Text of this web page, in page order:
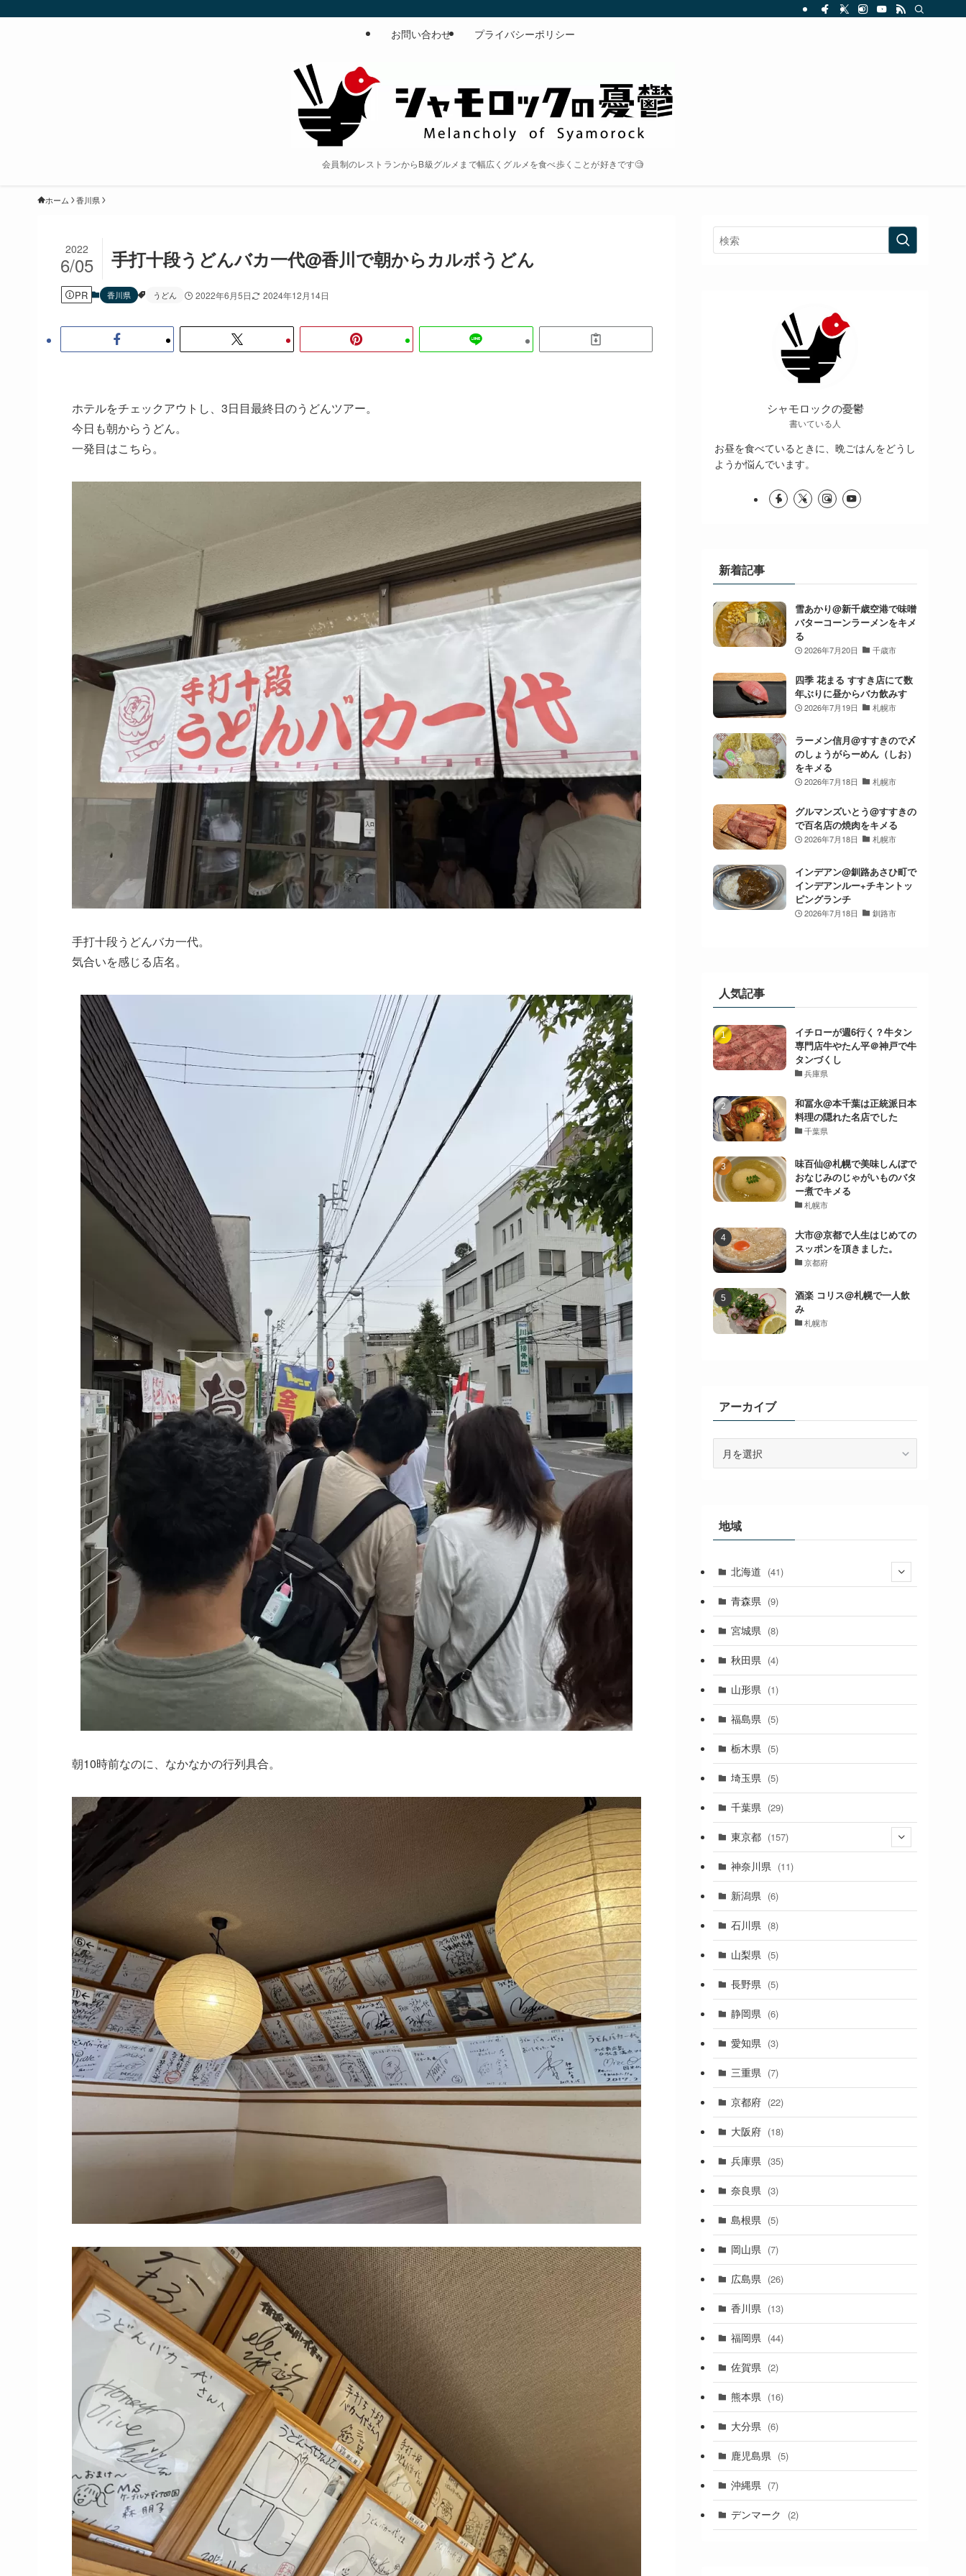
会員制のレストランからB級グルメまで幅広くグルメを食べ歩くことが好きです🧐
お問い合わせ プライバシーポリシー
ホーム 香川県
手打十段うどんバカ一代@香川で朝からカルボうどん
2022
6/05
PR 香川県 うどん 2022年6月5日 2024年12月14日
ホテルをチェックアウトし、3日目最終日のうどんツアー。
今日も朝からうどん。
一発目はこちら。
手打十段うどんバカ一代。
気合いを感じる店名。
朝10時前なのに、なかなかの行列具合。
シャモロックの憂鬱
書いている人
お昼を食べているときに、晩ごはんをどうし
ようか悩んでいます。
新着記事
雪あかり@新千歳空港で味噌
バターコーンラーメンをキメ
る
2026年7月20日 千歳市
四季 花まる すすき店にて数
年ぶりに昼からバカ飲みす
2026年7月19日 札幌市
ラーメン信月@すすきので〆
のしょうがらーめん（しお）
をキメる
2026年7月18日 札幌市
グルマンズいとう@すすきの
で百名店の焼肉をキメる
2026年7月18日 札幌市
インデアン@釧路あさひ町で
インデアンルー+チキントッ
ピングランチ
2026年7月18日 釧路市
人気記事
イチローが週6行く？牛タン
専門店牛やたん平＠神戸で牛
タンづくし
兵庫県
和冨永@本千葉は正統派日本
料理の隠れた名店でした
千葉県
味百仙@札幌で美味しんぼで
おなじみのじゃがいものバタ
ー煮でキメる
札幌市
大市@京都で人生はじめての
スッポンを頂きました。
京都府
酒楽 コリス@札幌で一人飲
み
札幌市
アーカイブ
地域
北海道 (41)
(27)
(2)
(1)
(1)
(1)
(2)
(1)
(3)
青森県 (9)
宮城県 (8)
秋田県 (4)
山形県 (1)
福島県 (5)
栃木県 (5)
埼玉県 (5)
千葉県 (29)
東京都 (157)
(36)
(11)
(31)
(1)
(5)
(1)
(1)
(11)
(4)
(4)
(17)
(4)
(7)
(3)
(1)
神奈川県 (11)
新潟県 (6)
石川県 (8)
山梨県 (5)
長野県 (5)
静岡県 (6)
愛知県 (3)
三重県 (7)
京都府 (22)
大阪府 (18)
兵庫県 (35)
奈良県 (3)
島根県 (5)
岡山県 (7)
広島県 (26)
香川県 (13)
福岡県 (44)
佐賀県 (2)
熊本県 (16)
大分県 (6)
鹿児島県 (5)
沖縄県 (7)
デンマーク (2)